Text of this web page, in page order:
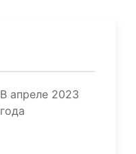
В апреле 2023
года